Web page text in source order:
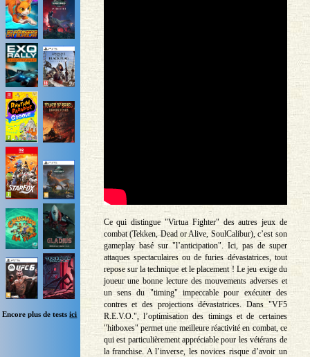
Encore plus de testsici
Ce qui distingue "Virtua Fighter" des autres jeux de
combat (Tekken, Dead or Alive, SoulCalibur), c’est son
gameplay basé sur "l’anticipation". Ici, pas de super
attaques spectaculaires ou de furies dévastatrices, tout
repose sur la technique et le placement ! Le jeu exige du
joueur une bonne lecture des mouvements adverses et
un sens du "timing" impeccable pour exécuter des
contres et des projections dévastatrices. Dans "VF5
R.E.V.O.", l’optimisation des timings et de certaines
"hitboxes" permet une meilleure réactivité en combat, ce
qui est particulièrement appréciable pour les vétérans de
la franchise. A l’inverse, les novices risque d’avoir un